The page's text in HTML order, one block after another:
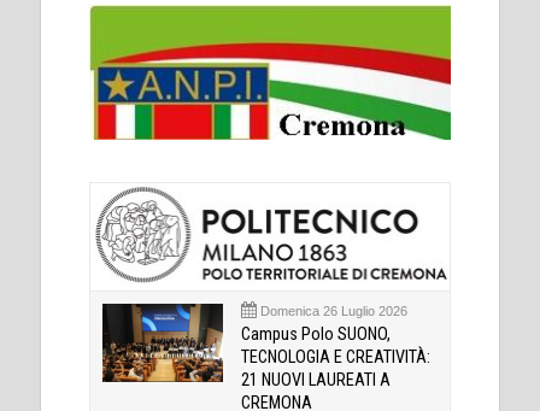
Domenica 26 Luglio 2026
Campus Polo SUONO,
TECNOLOGIA E CREATIVITÀ:
21 NUOVI LAUREATI A
CREMONA